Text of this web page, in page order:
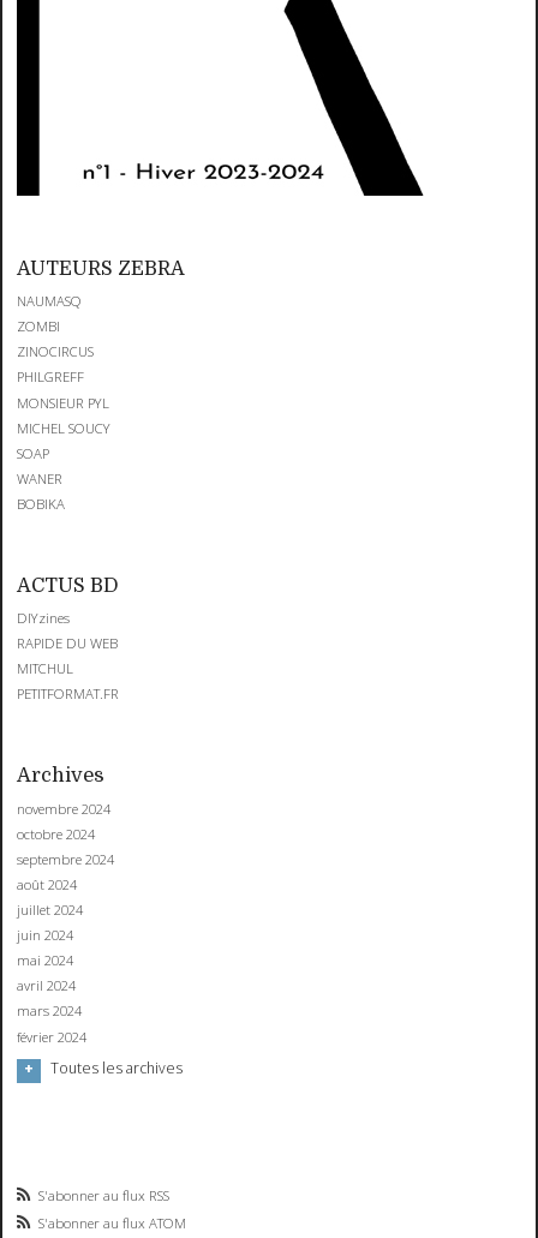
AUTEURS ZEBRA
NAUMASQ
ZOMBI
ZINOCIRCUS
PHILGREFF
MONSIEUR PYL
MICHEL SOUCY
SOAP
WANER
BOBIKA
ACTUS BD
DIYzines
RAPIDE DU WEB
MITCHUL
PETITFORMAT.FR
Archives
novembre 2024
octobre 2024
septembre 2024
août 2024
juillet 2024
juin 2024
mai 2024
avril 2024
mars 2024
février 2024
Toutes les archives
S'abonner au flux RSS
S'abonner au flux ATOM